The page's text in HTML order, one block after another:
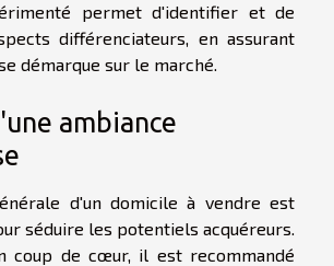
permet d'identifier et de
différenciateurs, en assurant
démarque sur le marché.
ambiance
d'un domicile à vendre est
séduire les potentiels acquéreurs.
coup de cœur, il est recommandé